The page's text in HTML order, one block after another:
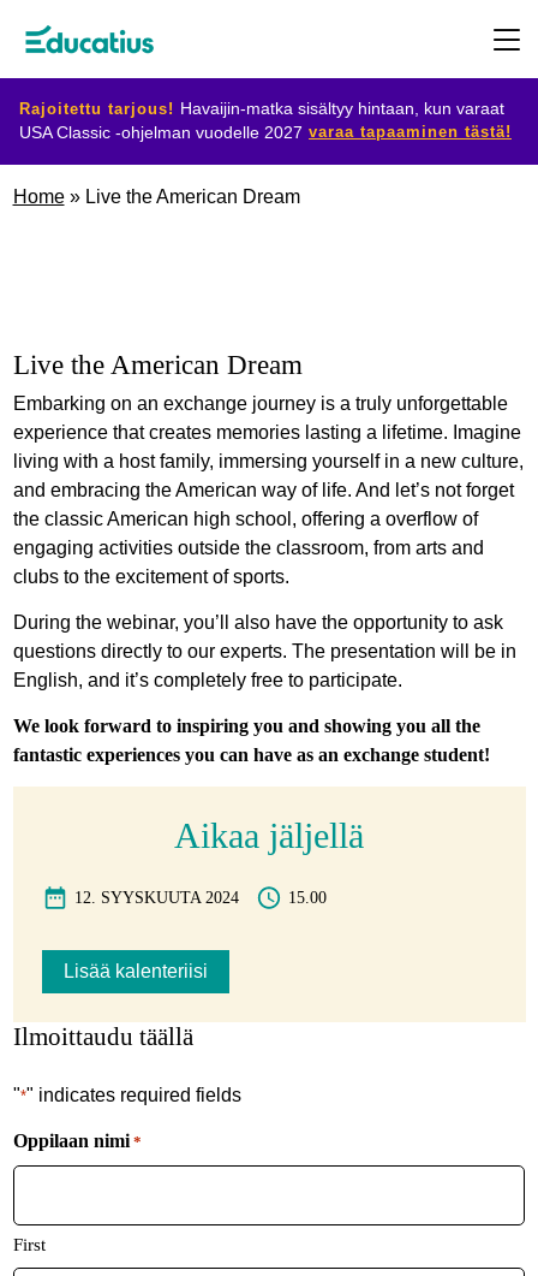
Rajoitettu tarjous! Havaijin-matka sisältyy hintaan, kun varaat
USA Classic -ohjelman vuodelle 2027 varaa tapaaminen tästä!
vaihtosi
Ryhdy
isäntäperheeksi
Home» Live the American Dream
Live the American Dream
Embarking on an exchange journey is a truly unforgettable
experience that creates memories lasting a lifetime. Imagine
living with a host family, immersing yourself in a new culture,
and embracing the American way of life. And let’s not forget
the classic American high school, offering a overflow of
engaging activities outside the classroom, from arts and
clubs to the excitement of sports.
During the webinar, you’ll also have the opportunity to ask
questions directly to our experts. The presentation will be in
English, and it’s completely free to participate.
We look forward to inspiring you and showing you all the
fantastic experiences you can have as an exchange student!
Aikaa jäljellä
12. SYYSKUUTA 2024 15.00
Lisää kalenteriisi
Ilmoittaudu täällä
"*" indicates required fields
Oppilaan nimi *
First